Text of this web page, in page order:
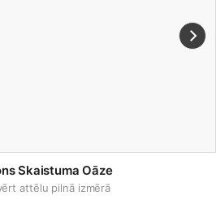
Skaistuma Oāze
attēlu pilnā izmērā